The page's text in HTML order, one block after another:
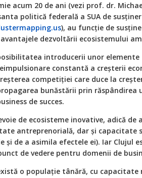
acum 20 de ani (vezi prof. dr.
politică federală a SUA de
), au funcție de
dezvoltării ecosistemului
introducerii unor elemente
constantă a creșterii
competiției care duce la
bunăstării prin răspândirea
de succes.
de ecosisteme inovative, adică de
antreprenorială, dar și capacitate
și de a asimila efectele ei). Iar Clujul
de vedere pentru domenii de
o populație tânără, cu